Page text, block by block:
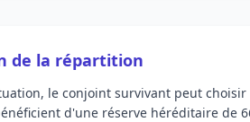
de la répartition
le conjoint survivant peut
d'une réserve héréditaire de